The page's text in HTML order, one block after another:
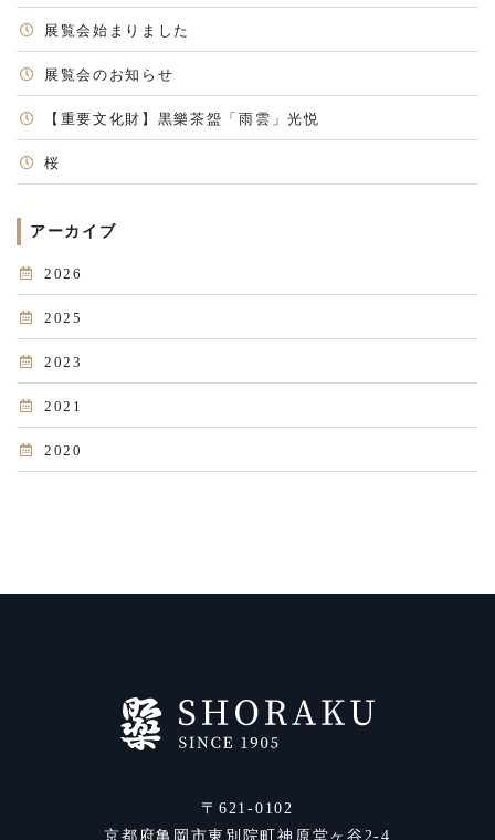
展覧会始まりました
展覧会のお知らせ
【重要文化財】黒樂茶盌「雨雲」光悦
桜
アーカイブ
2026
2025
2023
2021
2020
〒621-0102
京都府亀岡市東別院町神原堂ヶ谷2-4